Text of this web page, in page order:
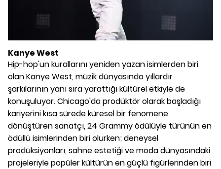
Kanye West
Hip-hop'un kurallarını yeniden yazan isimlerden biri
olan Kanye West, müzik dünyasında yıllardır
şarkılarının yanı sıra yarattığı kültürel etkiyle de
konuşuluyor. Chicago'da prodüktör olarak başladığı
kariyerini kısa sürede küresel bir fenomene
dönüştüren sanatçı, 24 Grammy ödülüyle türünün en
ödüllü isimlerinden biri olurken; deneysel
prodüksiyonları, sahne estetiği ve moda dünyasındaki
projeleriyle popüler kültürün en güçlü figürlerinden biri